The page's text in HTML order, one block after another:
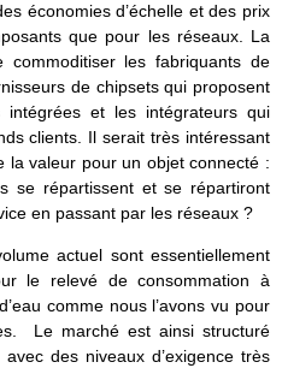
économies d’échelle et des prix
que pour les réseaux. La
les fabriquants de
de chipsets qui proposent
et les intégrateurs qui
clients. Il serait très intéressant
la valeur pour un objet connecté :
se répartissent et se répartiront
en passant par les réseaux ?
actuel sont essentiellement
le relevé de consommation à
comme nous l’avons vu pour
Le marché est ainsi structuré
des niveaux d’exigence très